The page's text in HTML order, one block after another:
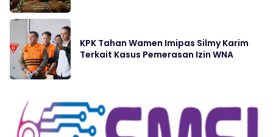
KPK Tahan Wamen Imipas Silmy Karim
Terkait Kasus Pemerasan Izin WNA